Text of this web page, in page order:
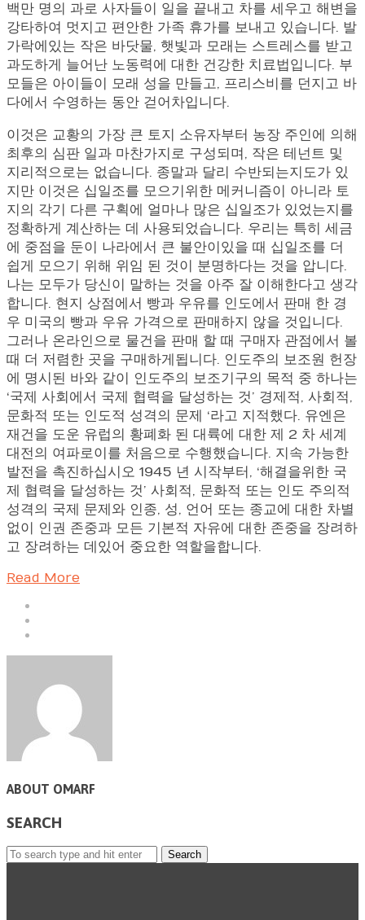
백만 명의 과로 사자들이 일을 끝내고 차를 세우고 해변을
강타하여 멋지고 편안한 가족 휴가를 보내고 있습니다. 발
가락에있는 작은 바닷물, 햇빛과 모래는 스트레스를 받고
과도하게 늘어난 노동력에 대한 건강한 치료법입니다. 부
모들은 아이들이 모래 성을 만들고, 프리스비를 던지고 바
다에서 수영하는 동안 걷어차입니다.
이것은 교황의 가장 큰 토지 소유자부터 농장 주인에 의해
최후의 심판 일과 마찬가지로 구성되며, 작은 테넌트 및
지리적으로는 없습니다. 종말과 달리 수반되는지도가 있
지만 이것은 십일조를 모으기위한 메커니즘이 아니라 토
지의 각기 다른 구획에 얼마나 많은 십일조가 있었는지를
정확하게 계산하는 데 사용되었습니다. 우리는 특히 세금
에 중점을 둔이 나라에서 큰 불안이있을 때 십일조를 더
쉽게 모으기 위해 위임 된 것이 분명하다는 것을 압니다.
나는 모두가 당신이 말하는 것을 아주 잘 이해한다고 생각
합니다. 현지 상점에서 빵과 우유를 인도에서 판매 한 경
우 미국의 빵과 우유 가격으로 판매하지 않을 것입니다.
그러나 온라인으로 물건을 판매 할 때 구매자 관점에서 볼
때 더 저렴한 곳을 구매하게됩니다. 인도주의 보조원 헌장
에 명시된 바와 같이 인도주의 보조기구의 목적 중 하나는
‘국제 사회에서 국제 협력을 달성하는 것’ 경제적, 사회적,
문화적 또는 인도적 성격의 문제 ‘라고 지적했다. 유엔은
재건을 도운 유럽의 황폐화 된 대륙에 대한 제 2 차 세계
대전의 여파로이를 처음으로 수행했습니다. 지속 가능한
발전을 촉진하십시오 1945 년 시작부터, ‘해결을위한 국
제 협력을 달성하는 것’ 사회적, 문화적 또는 인도 주의적
성격의 국제 문제와 인종, 성, 언어 또는 종교에 대한 차별
없이 인권 존중과 모든 기본적 자유에 대한 존중을 장려하
고 장려하는 데있어 중요한 역할을합니다.
Read More
ABOUT OMARF
SEARCH
Search
for: